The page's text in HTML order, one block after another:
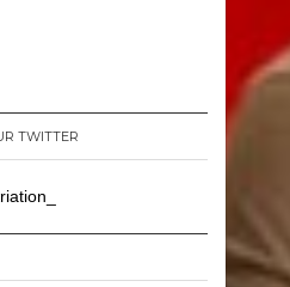
TWITTER